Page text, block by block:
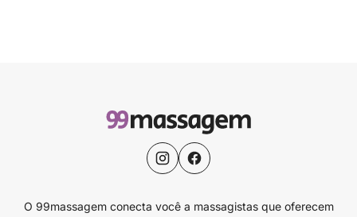
O 99massagem conecta você a massagistas que oferecem